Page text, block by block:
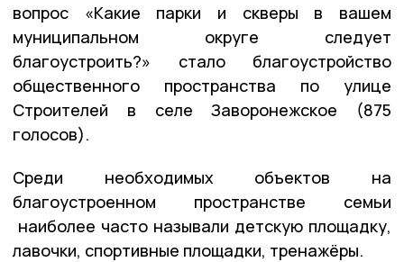
вопрос «Какие парки и скверы в вашем
муниципальном округе следует
благоустроить?» стало благоустройство
общественного пространства по улице
Строителей в селе Заворонежское (875
голосов).
Среди необходимых объектов на
благоустроенном пространстве семьи
наиболее часто называли детскую площадку,
лавочки, спортивные площадки, тренажёры.